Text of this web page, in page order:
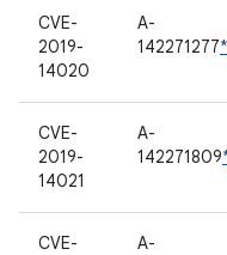
CVE-
2019-
14020
A-
142271277*
CVE-
2019-
14021
A-
142271809
CVE-
A-